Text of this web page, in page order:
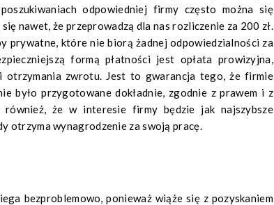
odpowiedniej firmy często można się
nawet, że przeprowadzą dla nas rozliczenie za 200 zł.
prywatne, które nie biorą żadnej odpowiedzialności za
formą płatności jest opłata prowizyjna,
otrzymania zwrotu. Jest to gwarancja tego, że firmie
było przygotowane dokładnie, zgodnie z prawem i z
również, że w interesie firmy będzie jak najszybsze
otrzyma wynagrodzenie za swoją pracę.
bezproblemowo, ponieważ wiąże się z pozyskaniem